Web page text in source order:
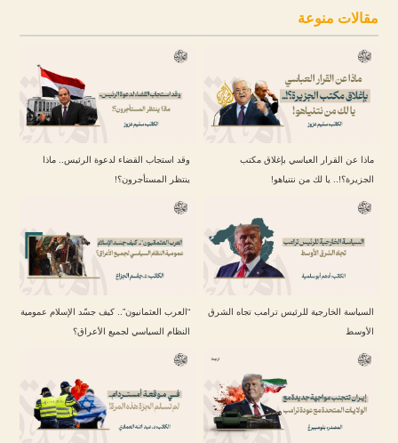
مقالات منوعة
ماذا عن القرار العباسي بإغلاق مكتب
الجزيرة؟!.. يا لك من نتنياهو!
وقد استجاب القضاء لدعوة الرئيس.. ماذا
ينتظر المستأجرون؟!
السياسة الخارجية للرئيس ترامب تجاه الشرق
الأوسط
“العرب العثمانيون”.. كيف جسّد الإسلام عمومية
النظام السياسي لجميع الأعراق؟